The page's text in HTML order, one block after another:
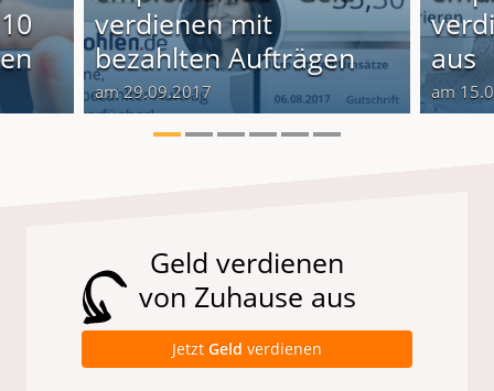
verdienen mit
bezahlten Aufträgen
am 29.09.2017
aus
am
Geld verdienen
von Zuhause aus
Jetzt Geld verdienen